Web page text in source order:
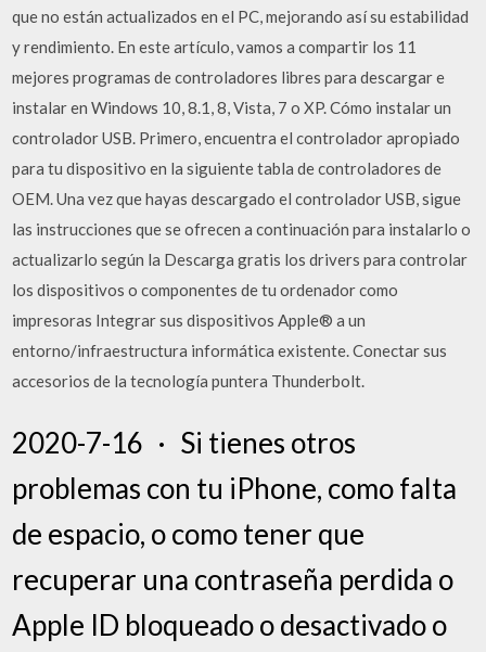
que no están actualizados en el PC, mejorando así su estabilidad
y rendimiento. En este artículo, vamos a compartir los 11
mejores programas de controladores libres para descargar e
instalar en Windows 10, 8.1, 8, Vista, 7 o XP. Cómo instalar un
controlador USB. Primero, encuentra el controlador apropiado
para tu dispositivo en la siguiente tabla de controladores de
OEM. Una vez que hayas descargado el controlador USB, sigue
las instrucciones que se ofrecen a continuación para instalarlo o
actualizarlo según la Descarga gratis los drivers para controlar
los dispositivos o componentes de tu ordenador como
impresoras Integrar sus dispositivos Apple® a un
entorno/infraestructura informática existente. Conectar sus
accesorios de la tecnología puntera Thunderbolt.
2020-7-16 · Si tienes otros
problemas con tu iPhone, como falta
de espacio, o como tener que
recuperar una contraseña perdida o
Apple ID bloqueado o desactivado o